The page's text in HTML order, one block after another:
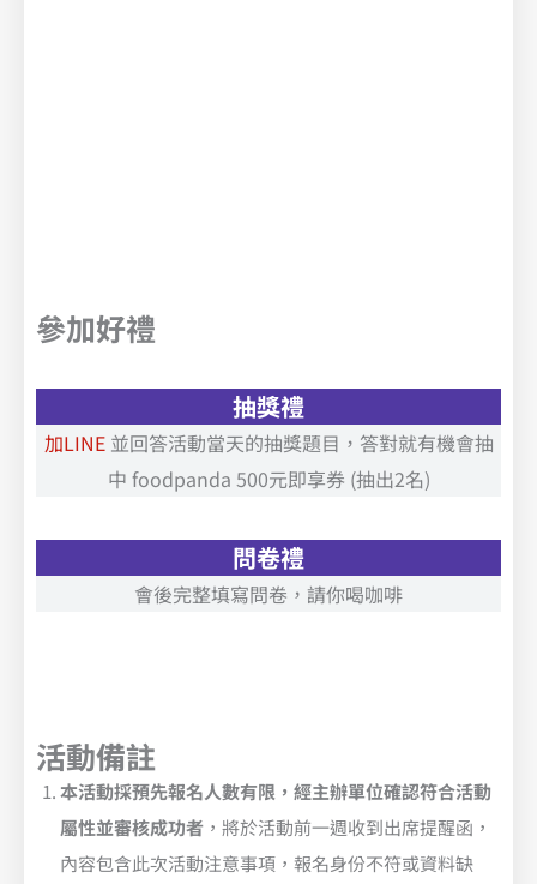
參加好禮
抽獎禮
加LINE 並回答活動當天的抽獎題目，答對就有機會抽
中 foodpanda 500元即享券 (抽出2名)
問卷禮
會後完整填寫問卷，請你喝咖啡
活動備註
本活動採預先報名人數有限，經主辦單位確認符合活動
屬性並審核成功者 ，將於活動前一週收到出席提醒函，
內容包含此次活動注意事項，報名身份不符或資料缺